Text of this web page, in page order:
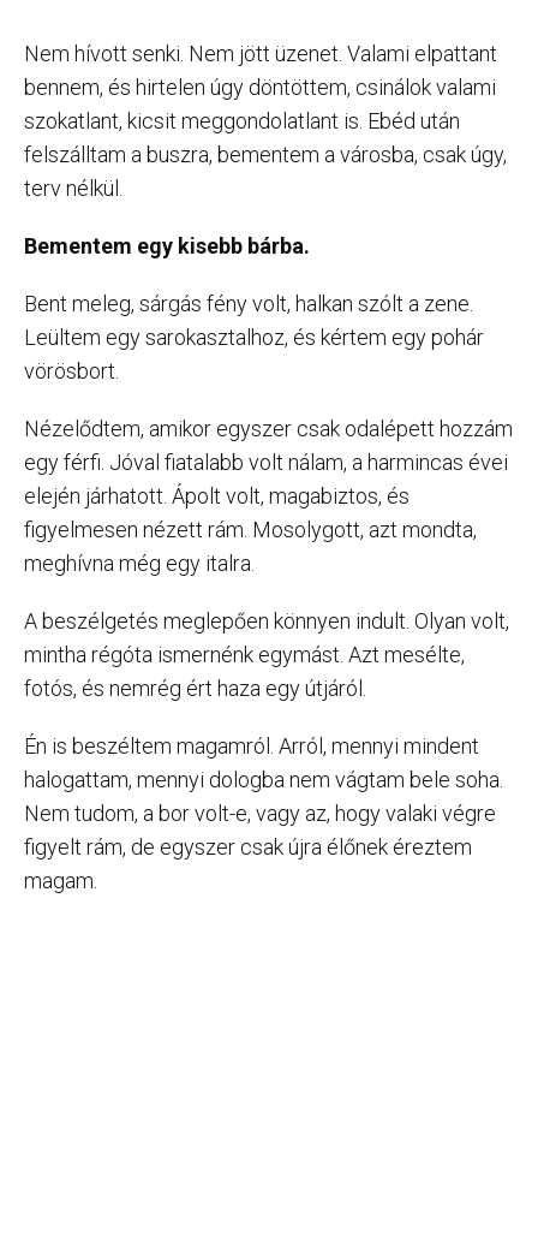
Nem hívott senki. Nem jött üzenet. Valami elpattant
bennem, és hirtelen úgy döntöttem, csinálok valami
szokatlant, kicsit meggondolatlant is. Ebéd után
felszálltam a buszra, bementem a városba, csak úgy,
terv nélkül.
Bementem egy kisebb bárba.
Bent meleg, sárgás fény volt, halkan szólt a zene.
Leültem egy sarokasztalhoz, és kértem egy pohár
vörösbort.
Nézelődtem, amikor egyszer csak odalépett hozzám
egy férfi. Jóval fiatalabb volt nálam, a harmincas évei
elején járhatott. Ápolt volt, magabiztos, és
figyelmesen nézett rám. Mosolygott, azt mondta,
meghívna még egy italra.
A beszélgetés meglepően könnyen indult. Olyan volt,
mintha régóta ismernénk egymást. Azt mesélte,
fotós, és nemrég ért haza egy útjáról.
Én is beszéltem magamról. Arról, mennyi mindent
halogattam, mennyi dologba nem vágtam bele soha.
Nem tudom, a bor volt-e, vagy az, hogy valaki végre
figyelt rám, de egyszer csak újra élőnek éreztem
magam.